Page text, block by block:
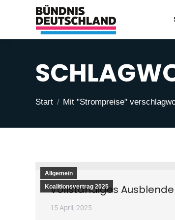
Start
Mit "Strompreise"
Allgemein
Koalitionsvertrag 2025
Vollständiges
15 April, 2025